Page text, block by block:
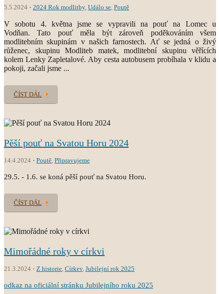
5.5.2024 2024 Rok modlitby, Událo se, Poutě
V sobotu 4. května jsme se vypravili na pouť na Lomec u
Vodňan. Tato pouť měla být zároveň poděkováním všem
modlitebním skupinám v našich farnostech. Ať se jedná o živý
růženec, skupinu Modliteb matek, modlitební skupinu věřících
kolem Lenky Zapletalové. Aby cesta autobusem probíhala v klidu a
pokoji, začali jsme ...
ČÍST DÁL
Pěší pouť na Svatou Horu 2024
14.4.2024 Poutě, Připravujeme
29.5. - 1.6. se koná pěší pouť na Svatou Horu.
ČÍST DÁL
Mimořádné roky v církvi
21.3.2024 Z historie, Církev, Jubilejní rok 2025
odkaz na oficiální stránku Jubilejního roku 2025